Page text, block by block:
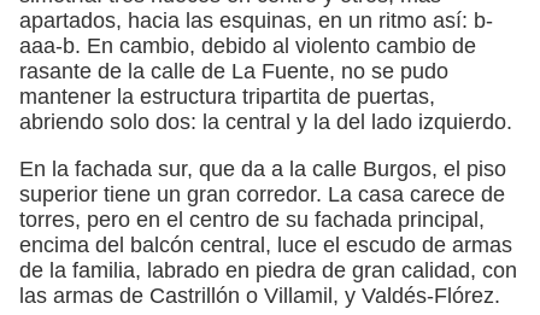
apartados, hacia las esquinas, en un ritmo así: b-
aaa-b. En cambio, debido al violento cambio de
rasante de la calle de La Fuente, no se pudo
mantener la estructura tripartita de puertas,
abriendo solo dos: la central y la del lado izquierdo.
En la fachada sur, que da a la calle Burgos, el piso
superior tiene un gran corredor. La casa carece de
torres, pero en el centro de su fachada principal,
encima del balcón central, luce el escudo de armas
de la familia, labrado en piedra de gran calidad, con
las armas de Castrillón o Villamil, y Valdés-Flórez.